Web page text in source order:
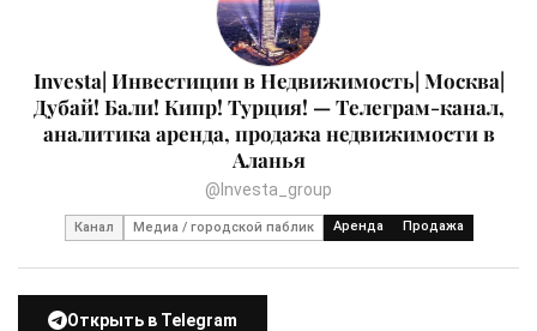
Investa| Инвестиции в Недвижимость| Москва|
Дубай! Бали! Кипр! Турция! — Телеграм-канал,
аналитика аренда, продажа недвижимости в
Аланья
@Investa_group
Канал Медиа / городской паблик Аренда Продажа
Открыть в Telegram